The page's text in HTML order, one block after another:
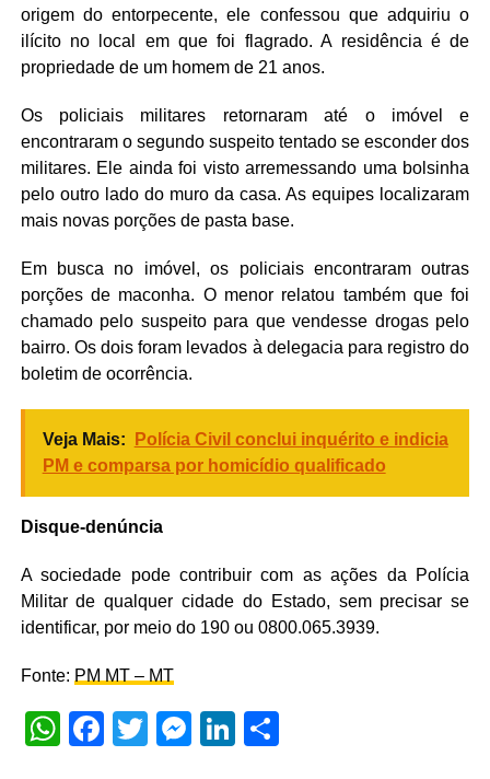
origem do entorpecente, ele confessou que adquiriu o
ilícito no local em que foi flagrado. A residência é de
propriedade de um homem de 21 anos.
Os policiais militares retornaram até o imóvel e
encontraram o segundo suspeito tentado se esconder dos
militares. Ele ainda foi visto arremessando uma bolsinha
pelo outro lado do muro da casa. As equipes localizaram
mais novas porções de pasta base.
Em busca no imóvel, os policiais encontraram outras
porções de maconha. O menor relatou também que foi
chamado pelo suspeito para que vendesse drogas pelo
bairro. Os dois foram levados à delegacia para registro do
boletim de ocorrência.
Veja Mais:
Polícia Civil conclui inquérito e indicia
PM e comparsa por homicídio qualificado
Disque-denúncia
A sociedade pode contribuir com as ações da Polícia
Militar de qualquer cidade do Estado, sem precisar se
identificar, por meio do 190 ou 0800.065.3939.
Fonte: PM MT – MT
WhatsApp
Facebook
TwitterMessenger
LinkedIn